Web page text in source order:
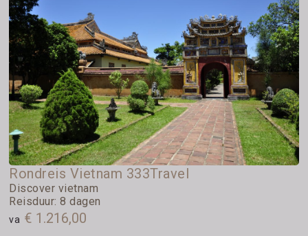
Rondreis Vietnam 333Travel
Discover vietnam
Reisduur: 8 dagen
va € 1.216,00